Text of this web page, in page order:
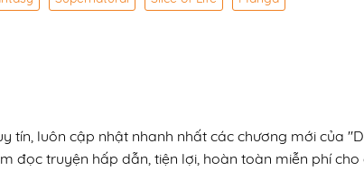
tín, luôn cập nhật nhanh nhất các chương mới của
đọc truyện hấp dẫn, tiện lợi, hoàn toàn miễn phí